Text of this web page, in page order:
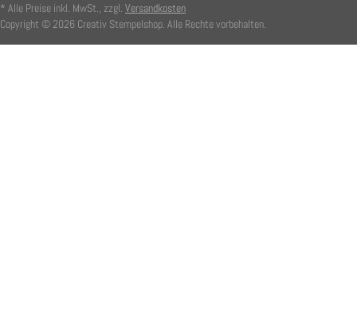
* Alle Preise inkl. MwSt., zzgl. Versandkosten
Copyright © 2026 Creativ Stempelshop. Alle Rechte vorbehalten.